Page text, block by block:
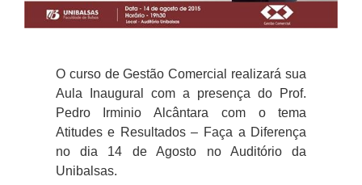
O curso de Gestão Comercial realizará sua
Aula Inaugural com a presença do Prof.
Pedro Irminio Alcântara com o tema
Atitudes e Resultados – Faça a Diferença
no dia 14 de Agosto no Auditório da
Unibalsas.